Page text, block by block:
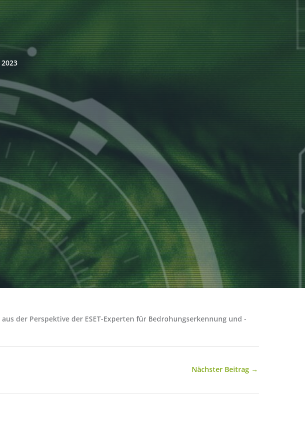
der Perspektive der ESET-Experten für Bedrohungserkennung und -
Nächster Beitrag →